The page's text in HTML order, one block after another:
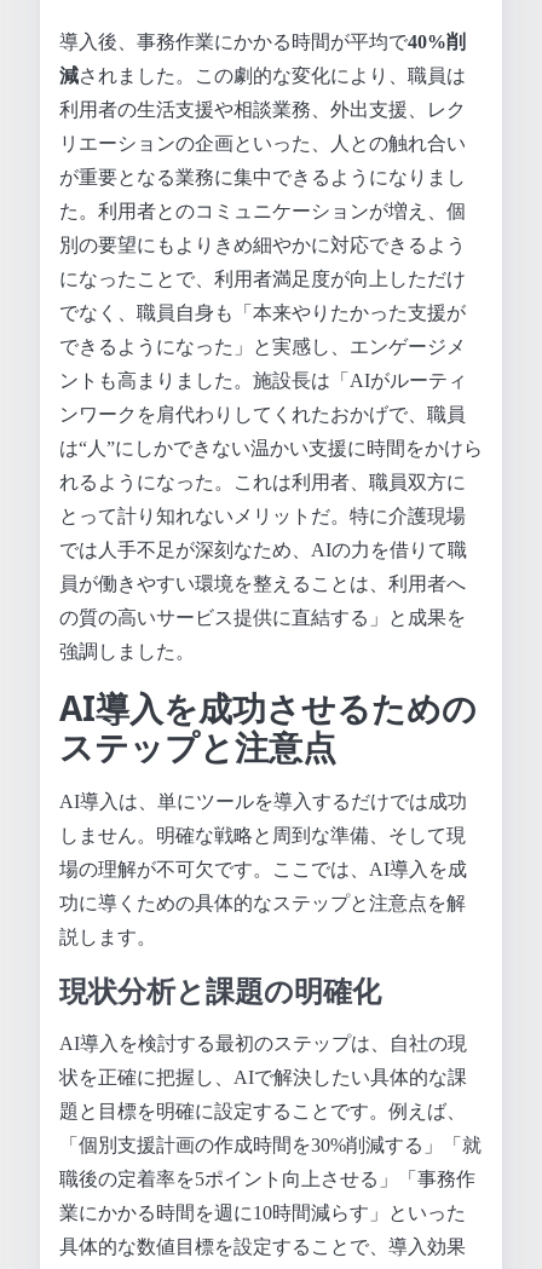
導入後、事務作業にかかる時間が平均で40%削
減されました。この劇的な変化により、職員は
利用者の生活支援や相談業務、外出支援、レク
リエーションの企画といった、人との触れ合い
が重要となる業務に集中できるようになりまし
た。利用者とのコミュニケーションが増え、個
別の要望にもよりきめ細やかに対応できるよう
になったことで、利用者満足度が向上しただけ
でなく、職員自身も「本来やりたかった支援が
できるようになった」と実感し、エンゲージメ
ントも高まりました。施設長は「AIがルーティ
ンワークを肩代わりしてくれたおかげで、職員
は“人”にしかできない温かい支援に時間をかけら
れるようになった。これは利用者、職員双方に
とって計り知れないメリットだ。特に介護現場
では人手不足が深刻なため、AIの力を借りて職
員が働きやすい環境を整えることは、利用者へ
の質の高いサービス提供に直結する」と成果を
強調しました。
AI導入を成功させるための
ステップと注意点
AI導入は、単にツールを導入するだけでは成功
しません。明確な戦略と周到な準備、そして現
場の理解が不可欠です。ここでは、AI導入を成
功に導くための具体的なステップと注意点を解
説します。
現状分析と課題の明確化
AI導入を検討する最初のステップは、自社の現
状を正確に把握し、AIで解決したい具体的な課
題と目標を明確に設定することです。例えば、
「個別支援計画の作成時間を30%削減する」「就
職後の定着率を5ポイント向上させる」「事務作
業にかかる時間を週に10時間減らす」といった
具体的な数値目標を設定することで、導入効果